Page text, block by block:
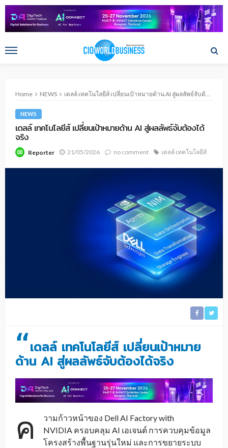
Home NEWS เดลล์ เทคโนโลยีส์ เปลี่ยนเป้าหมายด้าน AI สู่ผลลัพธ์จับต้องได้จริง
NEWS
เดลล์ เทคโนโลยีส์ เปลี่ยนเป้าหมายด้าน AI สู่ผลลัพธ์จับต้องได้
จริง
Reporter 21/05/2026 no comment เดลล์ เทคโนโลยีส์
“เดลล์ เทคโนโลยีส์ เปลี่ยนเป้าหมาย
ด้าน AI สู่ผลลัพธ์จับต้องได้จริง
ค
วามก้าวหน้าของ Dell AI Factory with
NVIDIA ครอบคลุม AI เอเจนต์ การควบคุมข้อมูล
โครงสร้างพื้นฐานรุ่นใหม่ และการขยายระบบ